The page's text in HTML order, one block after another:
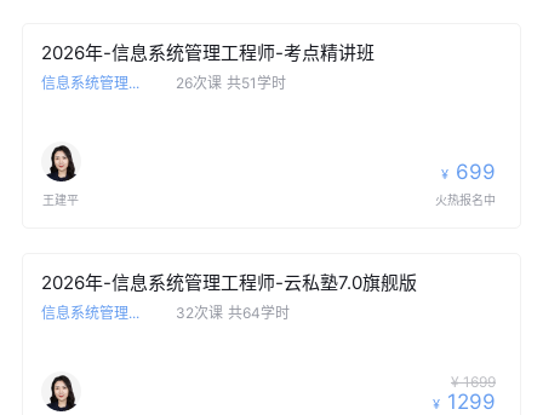
2026年-信息系统管理工程师-考点精讲班
信息系统管理... 26次课 共51学时
王建平
¥ 699
火热报名中
2026年-信息系统管理工程师-云私塾7.0旗舰版
信息系统管理... 32次课 共64学时
¥ 1699
¥ 1299